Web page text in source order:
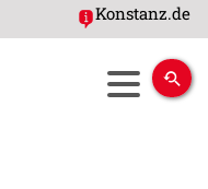
Konstanz.de